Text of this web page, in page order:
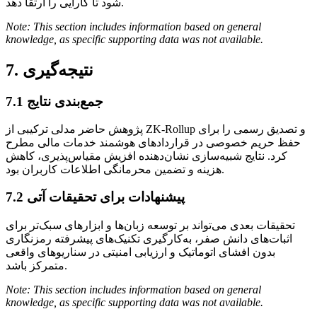
شود تا کارایی را ارتقا دهد.
Note: This section includes information based on general
knowledge, as specific supporting data was not available.
7. نتیجه‌گیری
7.1 جمع‌بندی نتایج
پژوهش حاضر مدلی ترکیبی از ZK-Rollup و تصدیق رسمی را برای
حفظ حریم خصوصی در قراردادهای هوشمند خدمات مالی مطرح
کرد. نتایج شبیه‌سازی نشان‌دهنده افزیش مقیاس‌پذیری، کاهش
هزینه و تضمین محرمانگی اطلاعات کاربران بود.
7.2 پیشنهادات برای تحقیقات آتی
تحقیقات بعدی می‌تواند بر توسعه زبان‌ها و ابزارهای سبک‌تر برای
اثبات‌های دانش صفر، به‌کارگیری تکنیک‌های پیشرفته رمزنگاری
بدون افشای اتوماتیک و ارزیابی امنیتی در سناریوهای واقعی
متمرکز باشد.
Note: This section includes information based on general
knowledge, as specific supporting data was not available.